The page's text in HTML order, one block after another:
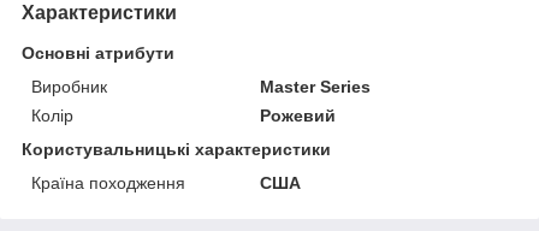
Характеристики
Основні атрибути
Виробник
Master Series
Колір
Рожевий
Користувальницькі характеристики
Країна походження
США